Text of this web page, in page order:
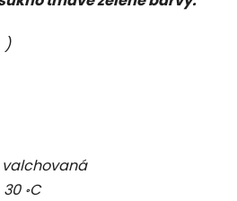
)
valchovaná
॰C